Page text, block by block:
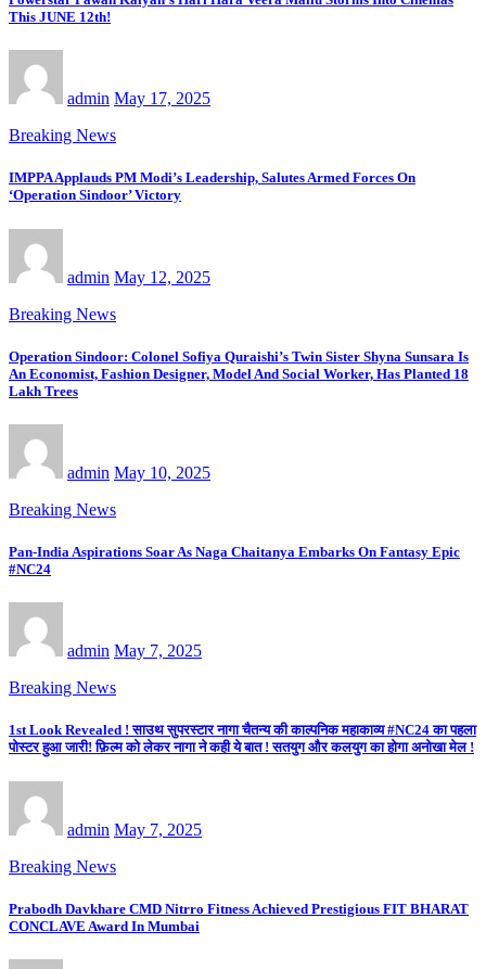
This JUNE 12th!
admin May 17, 2025
Breaking News
IMPPA Applauds PM Modi’s Leadership, Salutes Armed Forces On
‘Operation Sindoor’ Victory
admin May 12, 2025
Breaking News
Operation Sindoor: Colonel Sofiya Quraishi’s Twin Sister Shyna Sunsara Is
An Economist, Fashion Designer, Model And Social Worker, Has Planted 18
Lakh Trees
admin May 10, 2025
Breaking News
Pan-India Aspirations Soar As Naga Chaitanya Embarks On Fantasy Epic
#NC24
admin May 7, 2025
Breaking News
1st Look Revealed ! साउथ सुपरस्टार नागा चैतन्य की काल्पनिक महाकाव्य #NC24 का पहला
पोस्टर हुआ जारी! फ़िल्म को लेकर नागा ने कही ये बात ! सतयुग और कलयुग का होगा अनोखा मेल !
admin May 7, 2025
Breaking News
Prabodh Davkhare CMD Nitrro Fitness Achieved Prestigious FIT BHARAT
CONCLAVE Award In Mumbai